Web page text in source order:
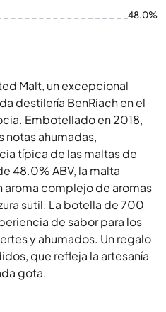
48.0%
Malt, un excepcional
destilería BenRiach en el
Embotellado en 2018,
notas ahumadas,
típica de las maltas de
48.0% ABV, la malta
aroma complejo de aromas
sutil. La botella de 700
de sabor para los
y ahumados. Un regalo
que refleja la artesanía
gota.